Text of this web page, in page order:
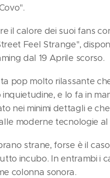
il calore dei suoi fans
Feel Strange",
dal 19 Aprile scorso.
pop molto rilassante
e lo fa in
nei minimi dettagli e
moderne tecnologie al
strane, forse è il
incubo. In entrambi i
colonna sonora.